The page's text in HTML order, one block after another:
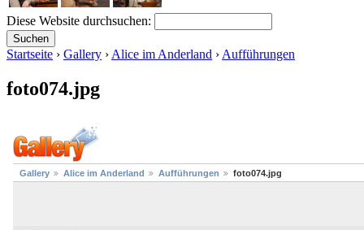
Diese Website durchsuchen:
Startseite › Gallery › Alice im Anderland › Aufführungen
foto074.jpg
Gallery Alice im Anderland Aufführungen foto074.jpg